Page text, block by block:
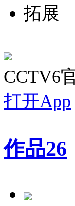
拓展
CCTV6
打开App
作品26